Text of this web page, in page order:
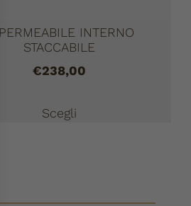
INTERNO
STACCABILE
€238,00
Scegli